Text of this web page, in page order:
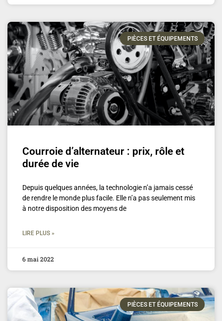
PIÈCES ET ÉQUIPEMENTS
Courroie d’alternateur : prix, rôle et
durée de vie
Depuis quelques années, la technologie n’a jamais cessé
de rendre le monde plus facile. Elle n’a pas seulement mis
à notre disposition des moyens de
LIRE PLUS »
6 mai 2022
PIÈCES ET ÉQUIPEMENTS